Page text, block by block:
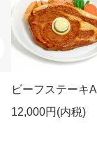
ビーフステーキA
12,000円(内税)